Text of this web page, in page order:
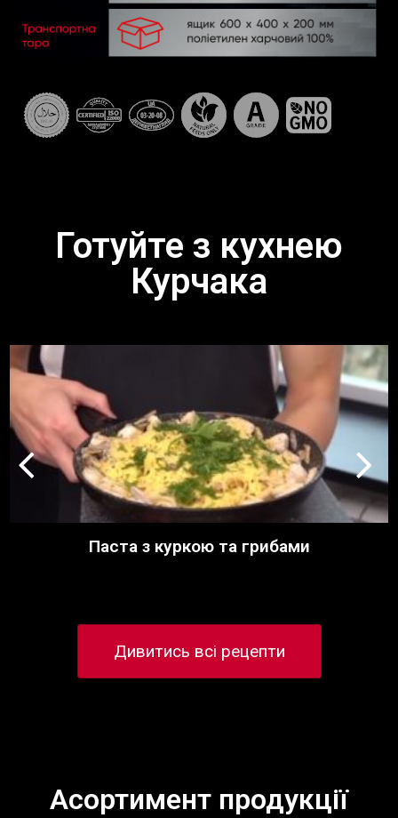
Готуйте з кухнею
Курчака
Паста з куркою та грибами
Дивитись всі рецепти
Асортимент продукції